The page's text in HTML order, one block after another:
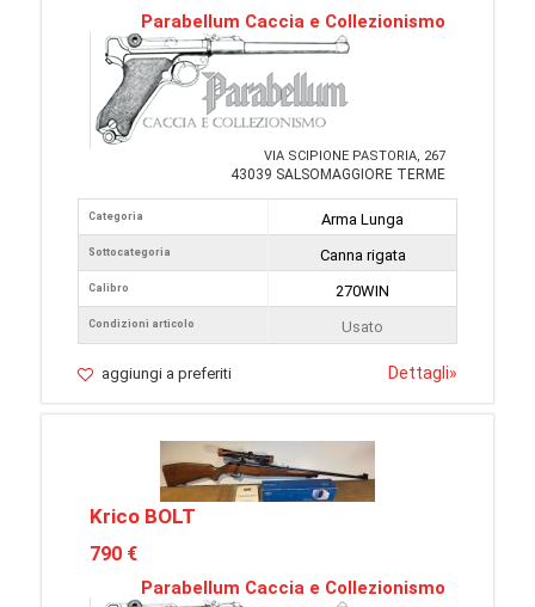
Parabellum Caccia e Collezionismo
VIA SCIPIONE PASTORIA, 267
43039 SALSOMAGGIORE TERME
Categoria
Sottocategoria
Calibro
Condizioni articolo
Arma Lunga
Canna rigata
270WIN
Usato
aggiungi a preferiti Dettagli»
Krico BOLT
790 €
Parabellum Caccia e Collezionismo